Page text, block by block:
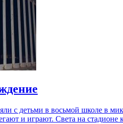
с детьми в восьмой школе в
и играют. Света на